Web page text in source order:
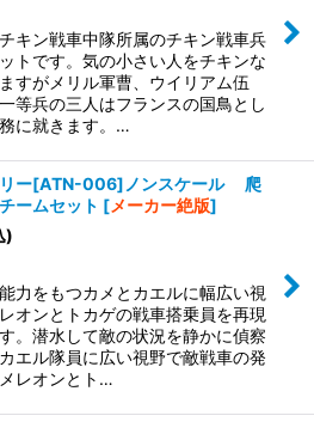
キン戦車中隊所属のチキン戦車兵
トです。気の小さい人をチキンな
すがメリル軍曹、ウイリアム伍
等兵の三人はフランスの国鳥とし
に就きます。…
リー[ATN-006]ノンスケール 爬
ームセット [メーカー絶版]
)
力をもつカメとカエルに幅広い視
オンとトカゲの戦車搭乗員を再現
。潜水して敵の状況を静かに偵察
エル隊員に広い視野で敵戦車の発
レオンとト…